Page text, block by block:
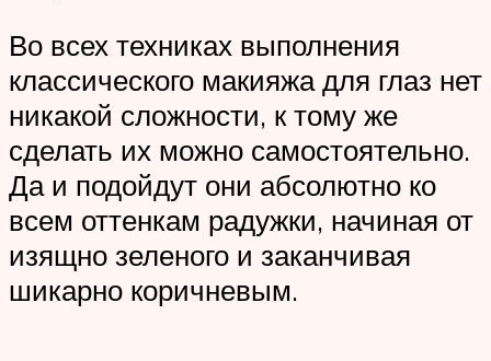
Во всех техниках выполнения
классического макияжа для глаз нет
никакой сложности, к тому же
сделать их можно самостоятельно.
Да и подойдут они абсолютно ко
всем оттенкам радужки, начиная от
изящно зеленого и заканчивая
шикарно коричневым.